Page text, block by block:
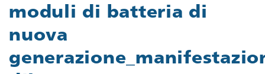
moduli di batteria di
nuova